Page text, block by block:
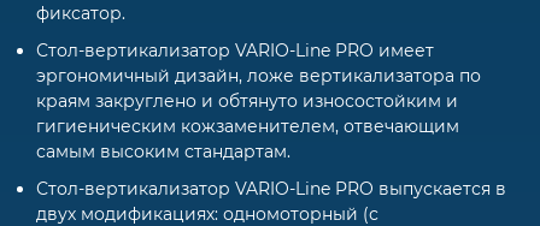
фиксатор.
Стол-вертикализатор VARIO-Line PRO имеет
эргономичный дизайн, ложе вертикализатора по
краям закруглено и обтянуто износостойким и
гигиеническим кожзаменителем, отвечающим
самым высоким стандартам.
Стол-вертикализатор VARIO-Line PRO выпускается в
двух модификациях: одномоторный (с